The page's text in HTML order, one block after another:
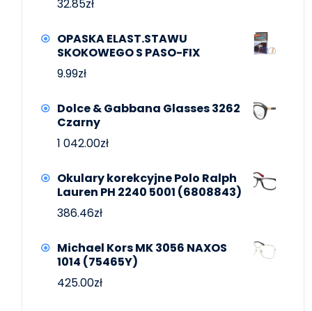
32.85zł
OPASKA ELAST.STAWU
SKOKOWEGO S PASO-FIX
9.99zł
Dolce & Gabbana Glasses 3262
Czarny
1 042.00zł
Okulary korekcyjne Polo Ralph
Lauren PH 2240 5001 (6808843)
386.46zł
Michael Kors MK 3056 NAXOS
1014 (75465Y)
425.00zł